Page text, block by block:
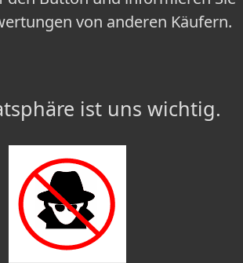
von anderen Käufern.
ist uns wichtig.